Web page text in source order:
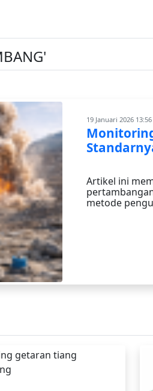
19 Januari 2026 13:56
Artikel ini
metode